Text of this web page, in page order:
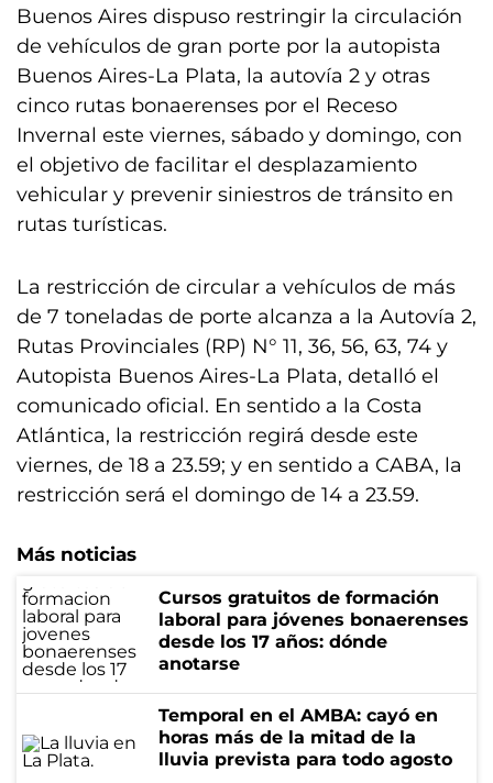
Buenos Aires dispuso restringir la circulación
de vehículos de gran porte por la autopista
Buenos Aires-La Plata, la autovía 2 y otras
cinco rutas bonaerenses por el Receso
Invernal este viernes, sábado y domingo, con
el objetivo de facilitar el desplazamiento
vehicular y prevenir siniestros de tránsito en
rutas turísticas.
La restricción de circular a vehículos de más
de 7 toneladas de porte alcanza a la Autovía 2,
Rutas Provinciales (RP) N° 11, 36, 56, 63, 74 y
Autopista Buenos Aires-La Plata, detalló el
comunicado oficial. En sentido a la Costa
Atlántica, la restricción regirá desde este
viernes, de 18 a 23.59; y en sentido a CABA, la
restricción será el domingo de 14 a 23.59.
Más noticias
Cursos gratuitos de formación
laboral para jóvenes bonaerenses
desde los 17 años: dónde
anotarse
Temporal en el AMBA: cayó en
horas más de la mitad de la
lluvia prevista para todo agosto